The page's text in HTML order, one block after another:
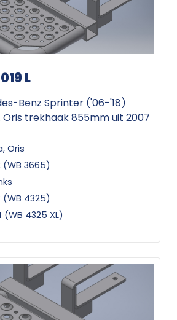
L
Benz Sprinter ('06-'18)
Oris trekhaak 855mm uit 2007
Oris
(WB 3665)
(WB 4325)
(WB 4325 XL)